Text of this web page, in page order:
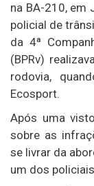
na BA-210, em
policial de
da 4ª
(BPRv)
rodovia,
Ecosport.
Após uma
sobre as
se livrar da
um dos